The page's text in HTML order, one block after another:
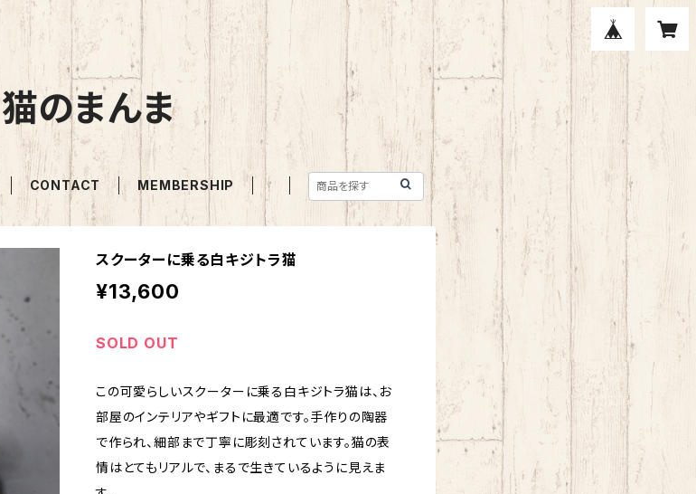
猫のまんま
CONTACT MEMBERSHIP
スクーターに乗る白キジトラ猫
¥13,600
SOLD OUT
この可愛らしいスクーターに乗る白キジトラ猫は、お
部屋のインテリアやギフトに最適です。手作りの陶器
で作られ、細部まで丁寧に彫刻されています。猫の表
情はとてもリアルで、まるで生きているように見えま